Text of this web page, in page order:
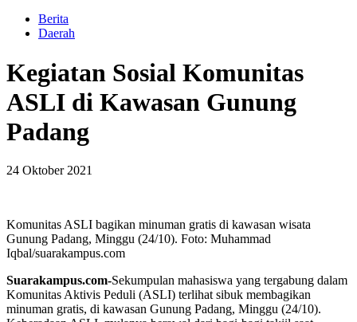
Berita
Daerah
Kegiatan Sosial Komunitas
ASLI di Kawasan Gunung
Padang
24 Oktober 2021
Komunitas ASLI bagikan minuman gratis di kawasan wisata
Gunung Padang, Minggu (24/10). Foto: Muhammad
Iqbal/suarakampus.com
Suarakampus.com-Sekumpulan mahasiswa yang tergabung dalam
Komunitas Aktivis Peduli (ASLI) terlihat sibuk membagikan
minuman gratis, di kawasan Gunung Padang, Minggu (24/10).